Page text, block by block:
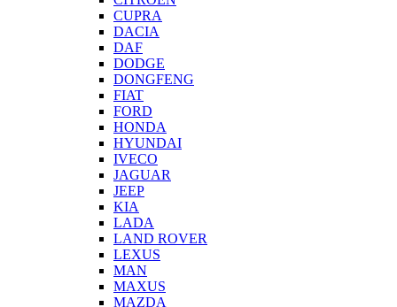
CUPRA
DACIA
DAF
DODGE
DONGFENG
FIAT
FORD
HONDA
HYUNDAI
IVECO
JAGUAR
JEEP
KIA
LADA
LAND ROVER
LEXUS
MAN
MAXUS
MAZDA